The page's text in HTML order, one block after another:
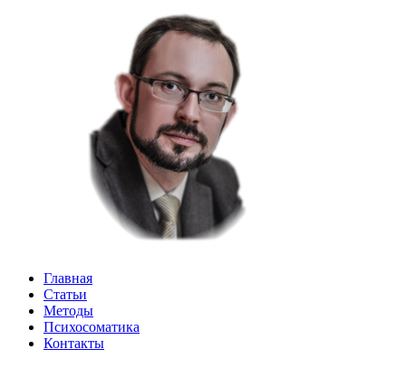
Главная
Статьи
Методы
Психосоматика
Контакты